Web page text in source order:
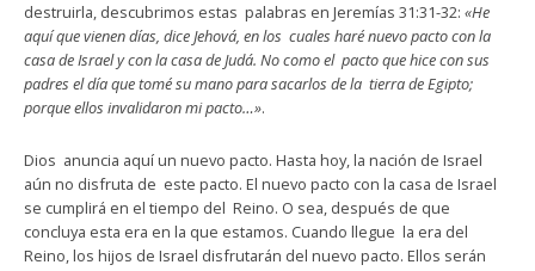
destruirla, descubrimos estas palabras en Jeremías 31:31-32: «He
aquí que vienen días, dice Jehová, en los cuales haré nuevo pacto con la
casa de Israel y con la casa de Judá. No como el pacto que hice con sus
padres el día que tomé su mano para sacarlos de la tierra de Egipto;
porque ellos invalidaron mi pacto…».
Dios anuncia aquí un nuevo pacto. Hasta hoy, la nación de Israel
aún no disfruta de este pacto. El nuevo pacto con la casa de Israel
se cumplirá en el tiempo del Reino. O sea, después de que
concluya esta era en la que estamos. Cuando llegue la era del
Reino, los hijos de Israel disfrutarán del nuevo pacto. Ellos serán